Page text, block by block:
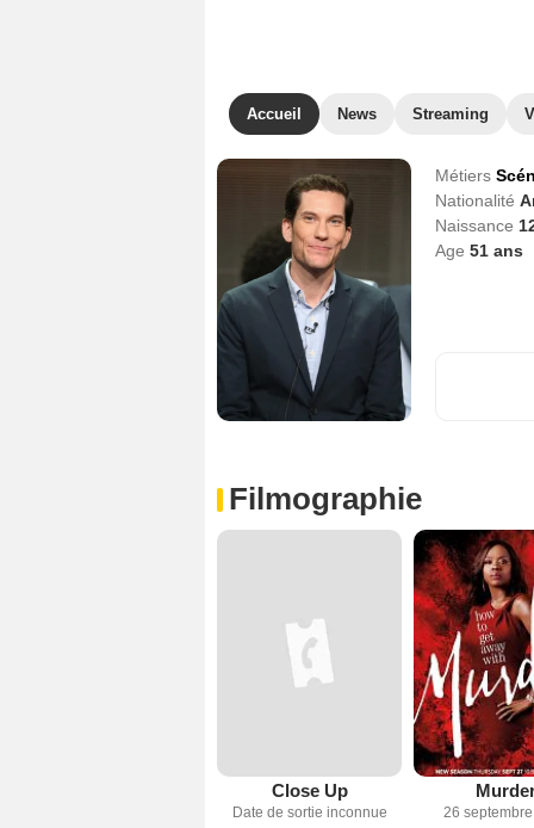
Accueil News Streaming
Métiers
Nationalité
Naissance
Age 51ans
Filmographie
Close Up
Date de sortie inconnue 26